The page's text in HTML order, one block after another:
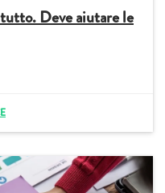
Deve aiutare le